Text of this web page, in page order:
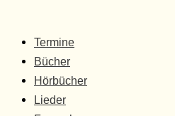
Termine
Bücher
Hörbücher
Lieder